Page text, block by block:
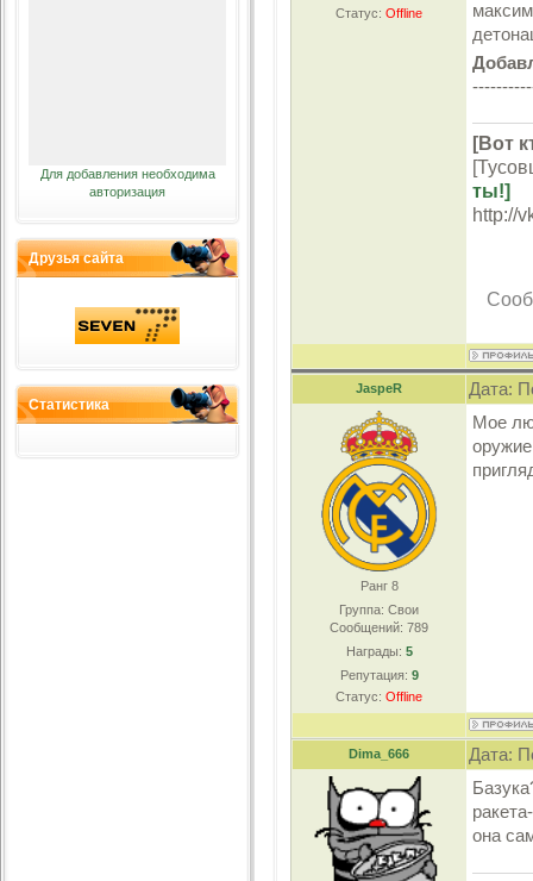
Для добавления необходима
авторизация
Друзья сайта
Статистика
Статус: Offline
[Вот
ты!]
http://
JaspeR Дата:
Ранг 8
Группа: Свои
Сообщений: 789
Награды: 5
Репутация: 9
Статус: Offline
Мое
Dima_666 Дата:
она